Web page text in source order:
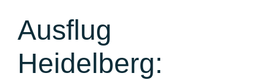
Ausflug
Heidelberg: